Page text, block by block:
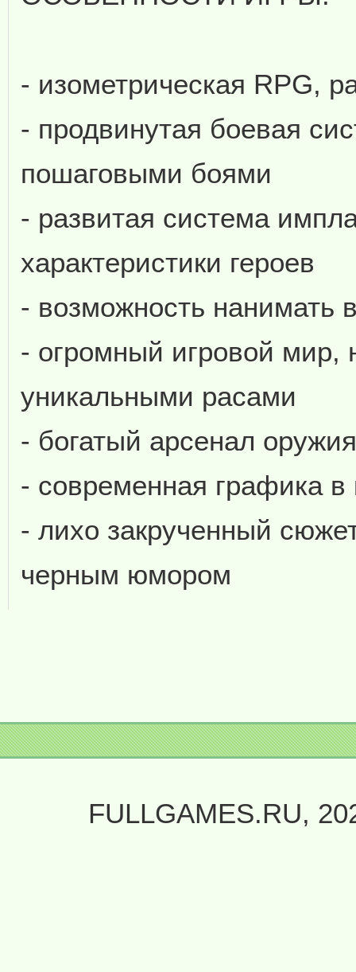
- изометрическая RPG,
- продвинутая боевая
пошаговыми боями
- развитая система
характеристики героев
- возможность нанимать
- огромный игровой мир,
уникальными расами
- богатый арсенал
- современная графика в
- лихо закрученный
черным юмором
FULLGAMES.RU,